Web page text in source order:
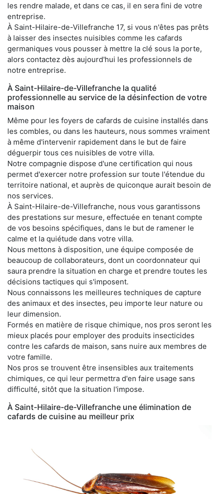
les rendre malade, et dans ce cas, il en sera fini de votre
entreprise.
À Saint-Hilaire-de-Villefranche 17, si vous n'êtes pas prêts
à laisser des insectes nuisibles comme les cafards
germaniques vous pousser à mettre la clé sous la porte,
alors contactez dès aujourd'hui les professionnels de
notre entreprise.
À Saint-Hilaire-de-Villefranche la qualité
professionnelle au service de la désinfection de votre
maison
Même pour les foyers de cafards de cuisine installés dans
les combles, ou dans les hauteurs, nous sommes vraiment
à même d'intervenir rapidement dans le but de faire
déguerpir tous ces nuisibles de votre villa.
Notre compagnie dispose d'une certification qui nous
permet d'exercer notre profession sur toute l'étendue du
territoire national, et auprès de quiconque aurait besoin de
nos services.
À Saint-Hilaire-de-Villefranche, nous vous garantissons
des prestations sur mesure, effectuée en tenant compte
de vos besoins spécifiques, dans le but de ramener le
calme et la quiétude dans votre villa.
Nous mettons à disposition, une équipe composée de
beaucoup de collaborateurs, dont un coordonnateur qui
saura prendre la situation en charge et prendre toutes les
décisions tactiques qui s'imposent.
Nous connaissons les meilleures techniques de capture
des animaux et des insectes, peu importe leur nature ou
leur dimension.
Formés en matière de risque chimique, nos pros seront les
mieux placés pour employer des produits insecticides
contre les cafards de maison, sans nuire aux membres de
votre famille.
Nos pros se trouvent être insensibles aux traitements
chimiques, ce qui leur permettra d'en faire usage sans
difficulté, sitôt que la situation l'impose.
À Saint-Hilaire-de-Villefranche une élimination de
cafards de cuisine au meilleur prix